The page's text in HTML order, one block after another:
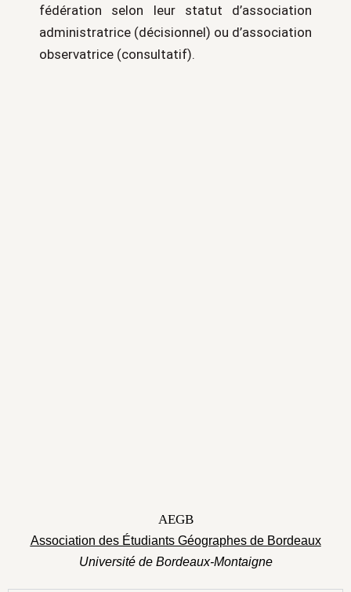
fédération selon leur statut d’association
administratrice (décisionnel) ou d’association
observatrice (consultatif).
AEGB
Association des Étudiants Géographes de Bordeaux
Université de Bordeaux-Montaigne